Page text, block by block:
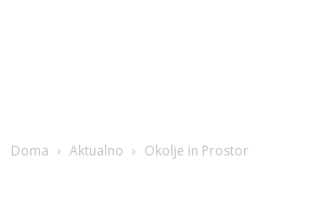
Doma Aktualno Okolje in Prostor